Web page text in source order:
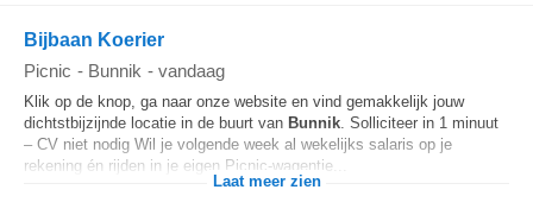
Bijbaan Koerier
Picnic - Bunnik - vandaag
Klik op de knop, ga naar onze website en vind gemakkelijk jouw
dichtstbijzijnde locatie in de buurt van Bunnik. Solliciteer in 1 minuut
– CV niet nodig Wil je volgende week al wekelijks salaris op je
rekening én rijden in je eigen Picnic-wagentje...
Laat meer zien